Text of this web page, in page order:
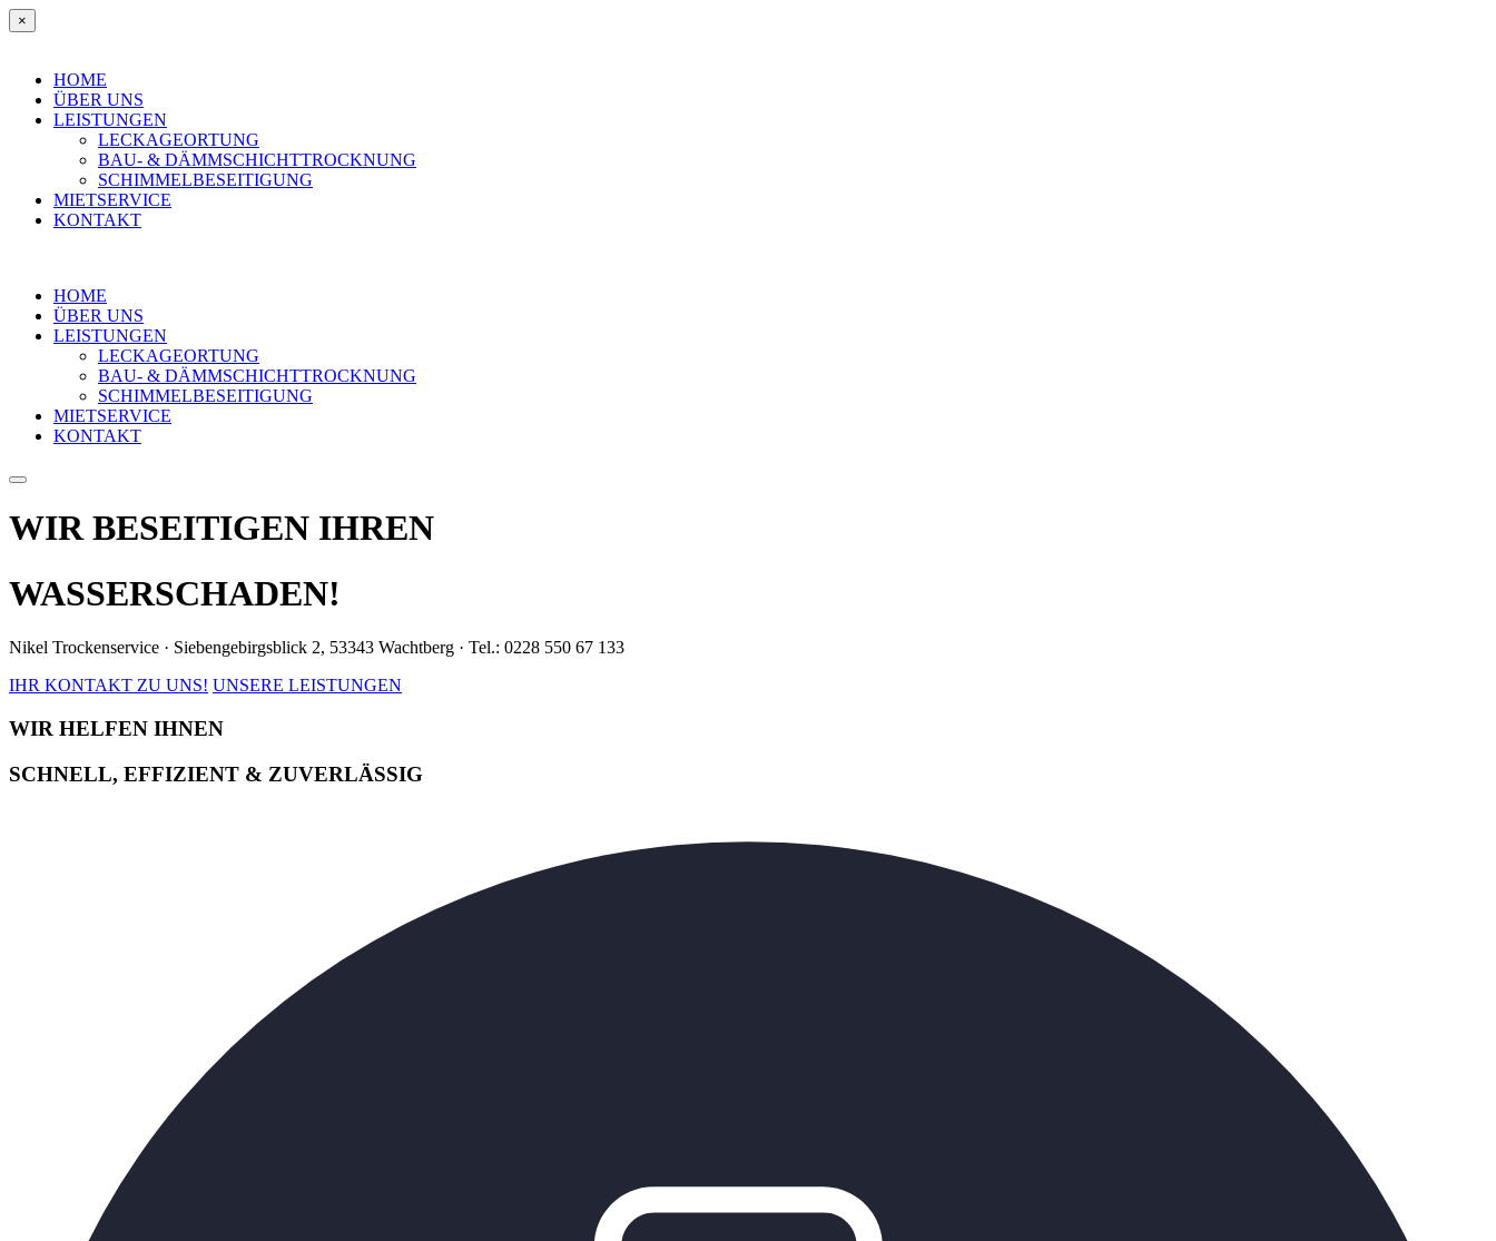
×
HOME
ÜBER UNS
LEISTUNGEN
LECKAGEORTUNG
BAU- & DÄMMSCHICHTTROCKNUNG
SCHIMMELBESEITIGUNG
MIETSERVICE
KONTAKT
HOME
ÜBER UNS
LEISTUNGEN
LECKAGEORTUNG
BAU- & DÄMMSCHICHTTROCKNUNG
SCHIMMELBESEITIGUNG
MIETSERVICE
KONTAKT
WIR BESEITIGEN IHREN
WASSERSCHADEN!
Nikel Trockenservice · Siebengebirgsblick 2, 53343 Wachtberg · Tel.: 0228 550 67 133
IHR KONTAKT ZU UNS! UNSERE LEISTUNGEN
WIR HELFEN IHNEN
SCHNELL, EFFIZIENT & ZUVERLÄSSIG